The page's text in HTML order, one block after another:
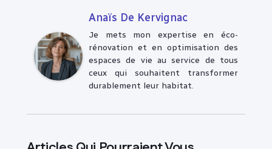
Anaïs De Kervignac
Je mets mon expertise en éco-
rénovation et en optimisation des
espaces de vie au service de tous
ceux qui souhaitent transformer
durablement leur habitat.